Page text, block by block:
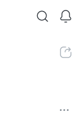
커뮤니티
검색
알림
공유하기